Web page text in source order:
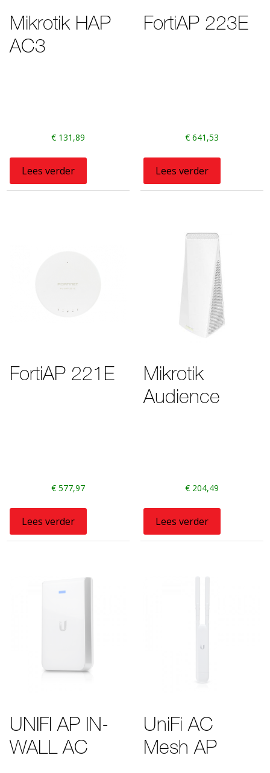
Mikrotik HAP
AC3
€ 131,89
Lees verder
FortiAP 223E
€641,53
Lees verder
FortiAP 221E
€ 577,97
Lees verder
Mikrotik
Audience
€204,49
Lees verder
UNIFI AP IN-
WALL AC
UniFi AC
Mesh AP